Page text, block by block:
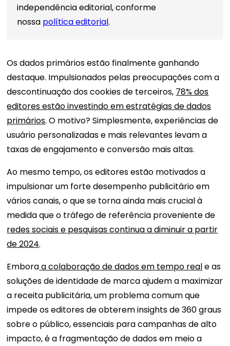
independência editorial, conforme
nossa política editorial.
Os dados primários estão finalmente ganhando
destaque. Impulsionados pelas preocupações com a
descontinuação dos cookies de terceiros, 78% dos
editores estão investindo em estratégias de dados
primários. O motivo? Simplesmente, experiências de
usuário personalizadas e mais relevantes levam a
taxas de engajamento e conversão mais altas.
Ao mesmo tempo, os editores estão motivados a
impulsionar um forte desempenho publicitário em
vários canais, o que se torna ainda mais crucial à
medida que o tráfego de referência proveniente de
redes sociais e pesquisas continua a diminuir a partir
de 2024.
Emboraa colaboração de dados em tempo reale as
soluções de identidade de marca ajudem a maximizar
a receita publicitária, um problema comum que
impede os editores de obterem insights de 360 ​​graus
sobre o público, essenciais para campanhas de alto
impacto, é a fragmentação de dados em meio a